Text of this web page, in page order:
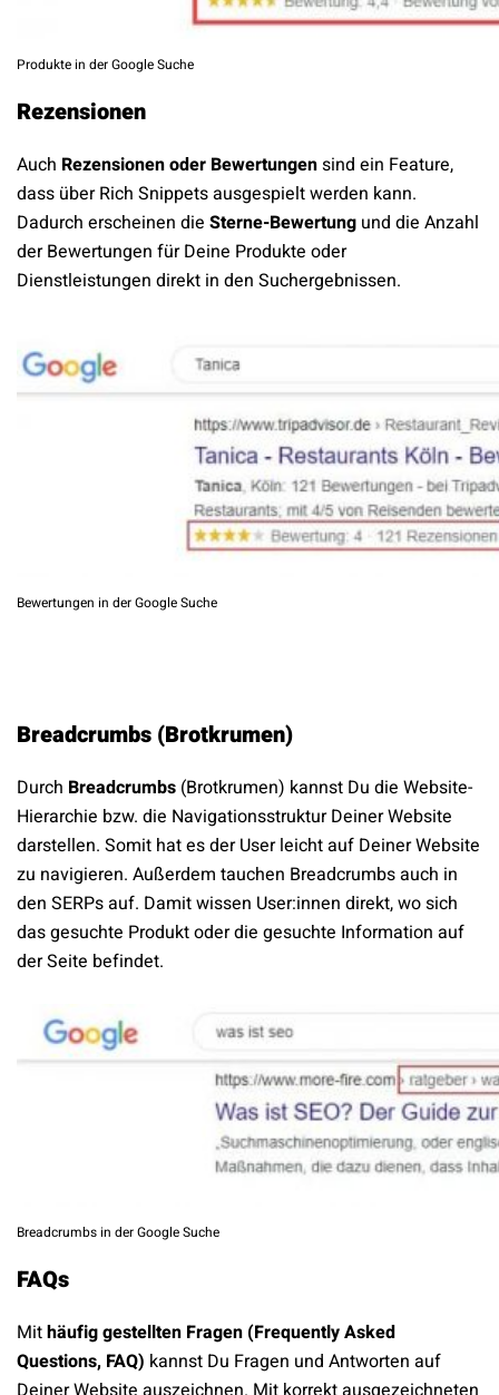
Produkte in der Google Suche
Rezensionen
Auch Rezensionen oder Bewertungensind ein Feature,
dass über Rich Snippets ausgespielt werden kann.
Dadurch erscheinen die Sterne-Bewertung und die Anzahl
der Bewertungen für Deine Produkte oder
Dienstleistungen direkt in den Suchergebnissen.
Bewertungen in der Google Suche
Breadcrumbs (Brotkrumen)
Durch Breadcrumbs (Brotkrumen) kannst Du die Website-
Hierarchie bzw. die Navigationsstruktur Deiner Website
darstellen. Somit hat es der User leicht auf Deiner Website
zu navigieren. Außerdem tauchen Breadcrumbs auch in
den SERPs auf. Damit wissen User:innen direkt, wo sich
das gesuchte Produkt oder die gesuchte Information auf
der Seite befindet.
Breadcrumbs in der Google Suche
FAQs
Mithäufig gestellten Fragen (Frequently Asked
Questions, FAQ) kannst Du Fragen und Antworten auf